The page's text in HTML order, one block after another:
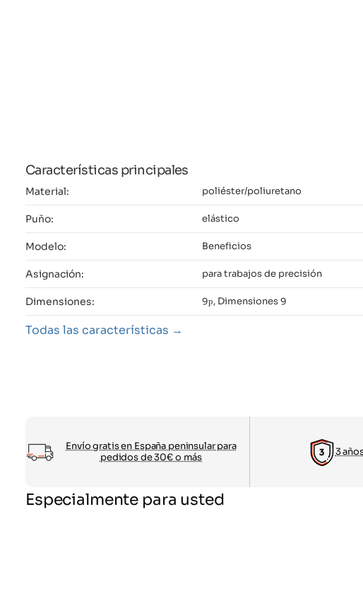
Características principales
Material: poliéster/poliuretano
Puño: elástico
Modelo: Beneficios
Asignación: para trabajos de precisión
Dimensiones: 9р, Dimensiones 9
Todas las características
Envío gratis en España peninsular para
pedidos de 30€ o más
3
Especialmente para usted